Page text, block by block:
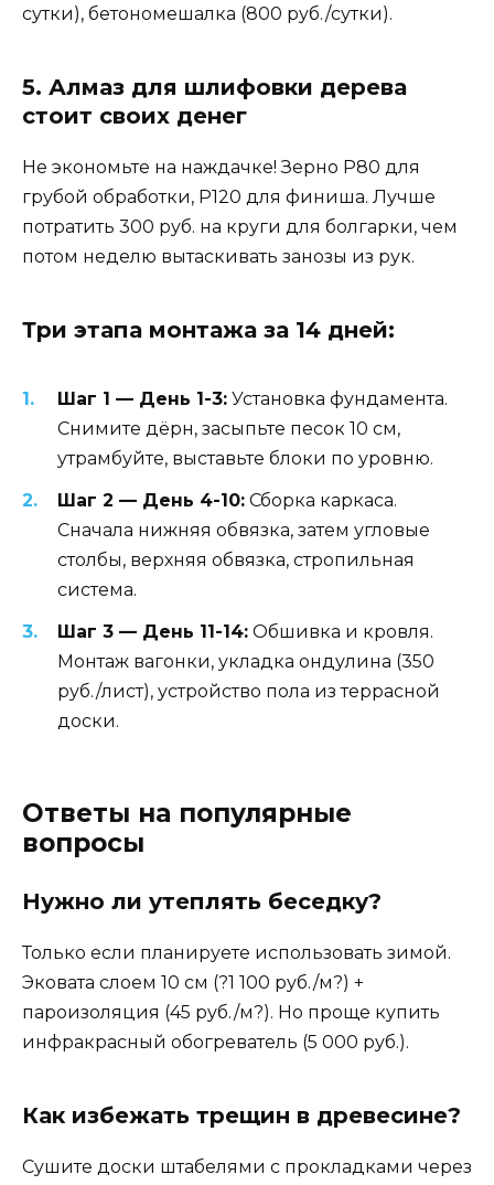
сутки), бетономешалка (800 руб./сутки).
5. Алмаз для шлифовки дерева
стоит своих денег
Не экономьте на наждачке! Зерно Р80 для
грубой обработки, Р120 для финиша. Лучше
потратить 300 руб. на круги для болгарки, чем
потом неделю вытаскивать занозы из рук.
Три этапа монтажа за 14 дней:
Шаг 1 — День 1-3: Установка фундамента.
Снимите дёрн, засыпьте песок 10 см,
утрамбуйте, выставьте блоки по уровню.
Шаг 2 — День 4-10: Сборка каркаса.
Сначала нижняя обвязка, затем угловые
столбы, верхняя обвязка, стропильная
система.
Шаг 3 — День 11-14: Обшивка и кровля.
Монтаж вагонки, укладка ондулина (350
руб./лист), устройство пола из террасной
доски.
Ответы на популярные
вопросы
Нужно ли утеплять беседку?
Только если планируете использовать зимой.
Эковата слоем 10 см (?1 100 руб./м?) +
пароизоляция (45 руб./м?). Но проще купить
инфракрасный обогреватель (5 000 руб.).
Как избежать трещин в древесине?
Сушите доски штабелями с прокладками через